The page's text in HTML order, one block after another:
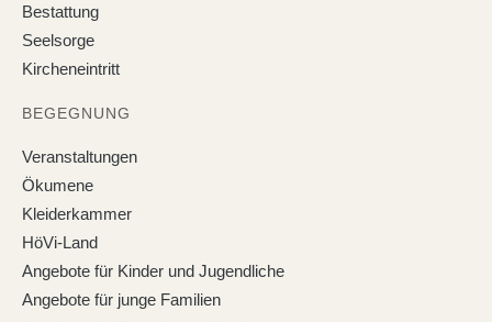
Bestattung
Seelsorge
Kircheneintritt
BEGEGNUNG
Veranstaltungen
Ökumene
Kleiderkammer
HöVi-Land
Angebote für Kinder und Jugendliche
Angebote für junge Familien